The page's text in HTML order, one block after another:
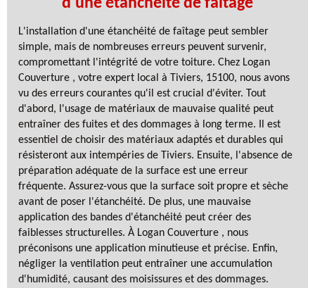
L'installation d'une étanchéité de faîtage peut sembler
simple, mais de nombreuses erreurs peuvent survenir,
compromettant l'intégrité de votre toiture. Chez Logan
Couverture , votre expert local à Tiviers, 15100, nous avons
vu des erreurs courantes qu'il est crucial d'éviter. Tout
d'abord, l'usage de matériaux de mauvaise qualité peut
entraîner des fuites et des dommages à long terme. Il est
essentiel de choisir des matériaux adaptés et durables qui
résisteront aux intempéries de Tiviers. Ensuite, l'absence de
préparation adéquate de la surface est une erreur
fréquente. Assurez-vous que la surface soit propre et sèche
avant de poser l'étanchéité. De plus, une mauvaise
application des bandes d'étanchéité peut créer des
faiblesses structurelles. À Logan Couverture , nous
préconisons une application minutieuse et précise. Enfin,
négliger la ventilation peut entraîner une accumulation
d'humidité, causant des moisissures et des dommages.